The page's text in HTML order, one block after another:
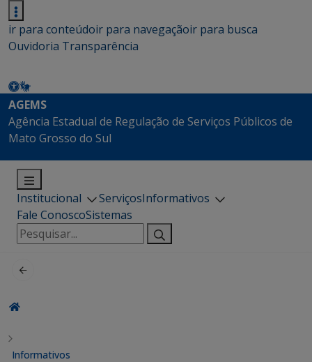
ir para conteúdoir para navegaçãoir para busca
Ouvidoria Transparência
AGEMS
Agência Estadual de Regulação de Serviços Públicos de
Mato Grosso do Sul
Institucional ServiçosInformativos
Fale ConoscoSistemas
Pesquisar
por:
Informativos